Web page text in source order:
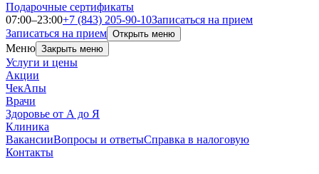
Подарочные сертификаты
07:00–23:00+7 (843) 205-90-10Записаться на прием
Записаться на прием Открыть меню
Меню Закрыть меню
Услуги и цены
Акции
ЧекАпы
Врачи
Здоровье от А до Я
Клиника
ВакансииВопросы и ответыСправка в налоговую
Контакты